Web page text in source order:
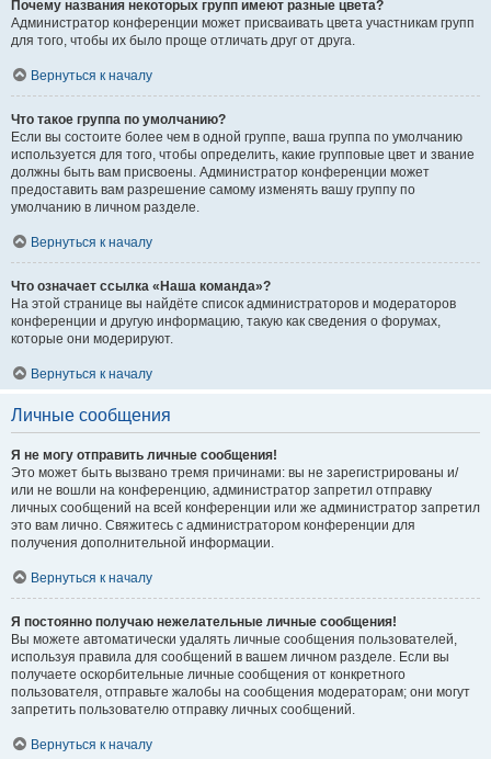
Почему названия некоторых групп имеют разные цвета?
Администратор конференции может присваивать цвета участникам групп
для того, чтобы их было проще отличать друг от друга.
Вернуться к началу
Что такое группа по умолчанию?
Если вы состоите более чем в одной группе, ваша группа по умолчанию
используется для того, чтобы определить, какие групповые цвет и звание
должны быть вам присвоены. Администратор конференции может
предоставить вам разрешение самому изменять вашу группу по
умолчанию в личном разделе.
Вернуться к началу
Что означает ссылка «Наша команда»?
На этой странице вы найдёте список администраторов и модераторов
конференции и другую информацию, такую как сведения о форумах,
которые они модерируют.
Вернуться к началу
Личные сообщения
Я не могу отправить личные сообщения!
Это может быть вызвано тремя причинами: вы не зарегистрированы и/
или не вошли на конференцию, администратор запретил отправку
личных сообщений на всей конференции или же администратор запретил
это вам лично. Свяжитесь с администратором конференции для
получения дополнительной информации.
Вернуться к началу
Я постоянно получаю нежелательные личные сообщения!
Вы можете автоматически удалять личные сообщения пользователей,
используя правила для сообщений в вашем личном разделе. Если вы
получаете оскорбительные личные сообщения от конкретного
пользователя, отправьте жалобы на сообщения модераторам; они могут
запретить пользователю отправку личных сообщений.
Вернуться к началу